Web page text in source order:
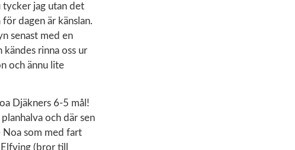
tycker jag utan det
dagen är känslan.
senast med en
rinna oss ur
och ännu lite
Djäkners 6-5 mål!
och där sen
Noa som med fart
(bror till